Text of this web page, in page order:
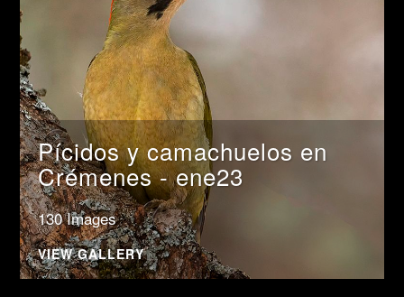
Pícidos y camachuelos en
Crémenes - ene23
130 Images
VIEW GALLERY